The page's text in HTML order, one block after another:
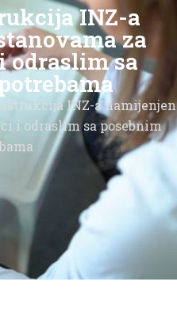
INZ-a
za
odraslim sa
INZ-a namijenjen
i odraslim sa posebnim